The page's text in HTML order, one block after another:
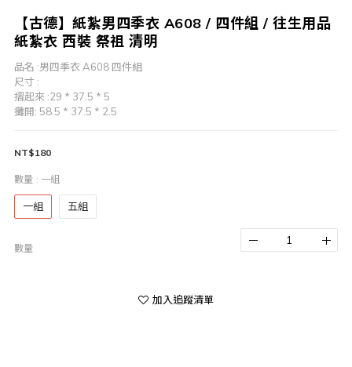
【古德】紙紮男四季衣 A608 / 四件組 / 往生用品
紙紮衣 西裝 祭祖 清明
品名 :男四季衣 A608 四件組
尺寸 :
摺起來 :29 * 37.5 * 5
攤開: 58.5 * 37.5 * 2.5
NT$180
數量 : 一組
一組 五組
數量
加入追蹤清單